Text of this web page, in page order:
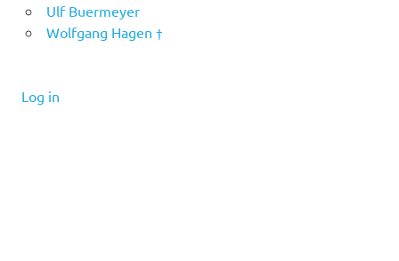
Ulf Buermeyer
Wolfgang Hagen †
Log in